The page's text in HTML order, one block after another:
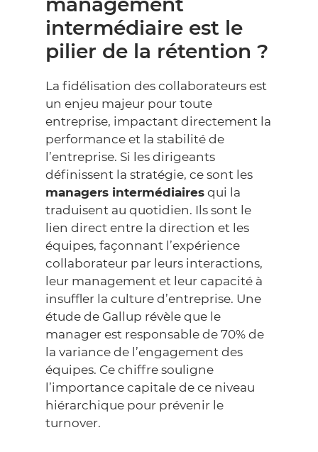
intermédiaire est le
pilier de la rétention ?
La fidélisation des collaborateurs est
un enjeu majeur pour toute
entreprise, impactant directement la
performance et la stabilité de
l’entreprise. Si les dirigeants
définissent la stratégie, ce sont les
managers intermédiaires qui la
traduisent au quotidien. Ils sont le
lien direct entre la direction et les
équipes, façonnant l’expérience
collaborateur par leurs interactions,
leur management et leur capacité à
insuffler la culture d’entreprise. Une
étude de Gallup révèle que le
manager est responsable de 70% de
la variance de l’engagement des
équipes. Ce chiffre souligne
l’importance capitale de ce niveau
hiérarchique pour prévenir le
turnover.